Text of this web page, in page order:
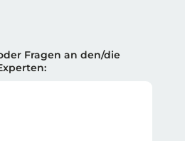
Fragen an den/die